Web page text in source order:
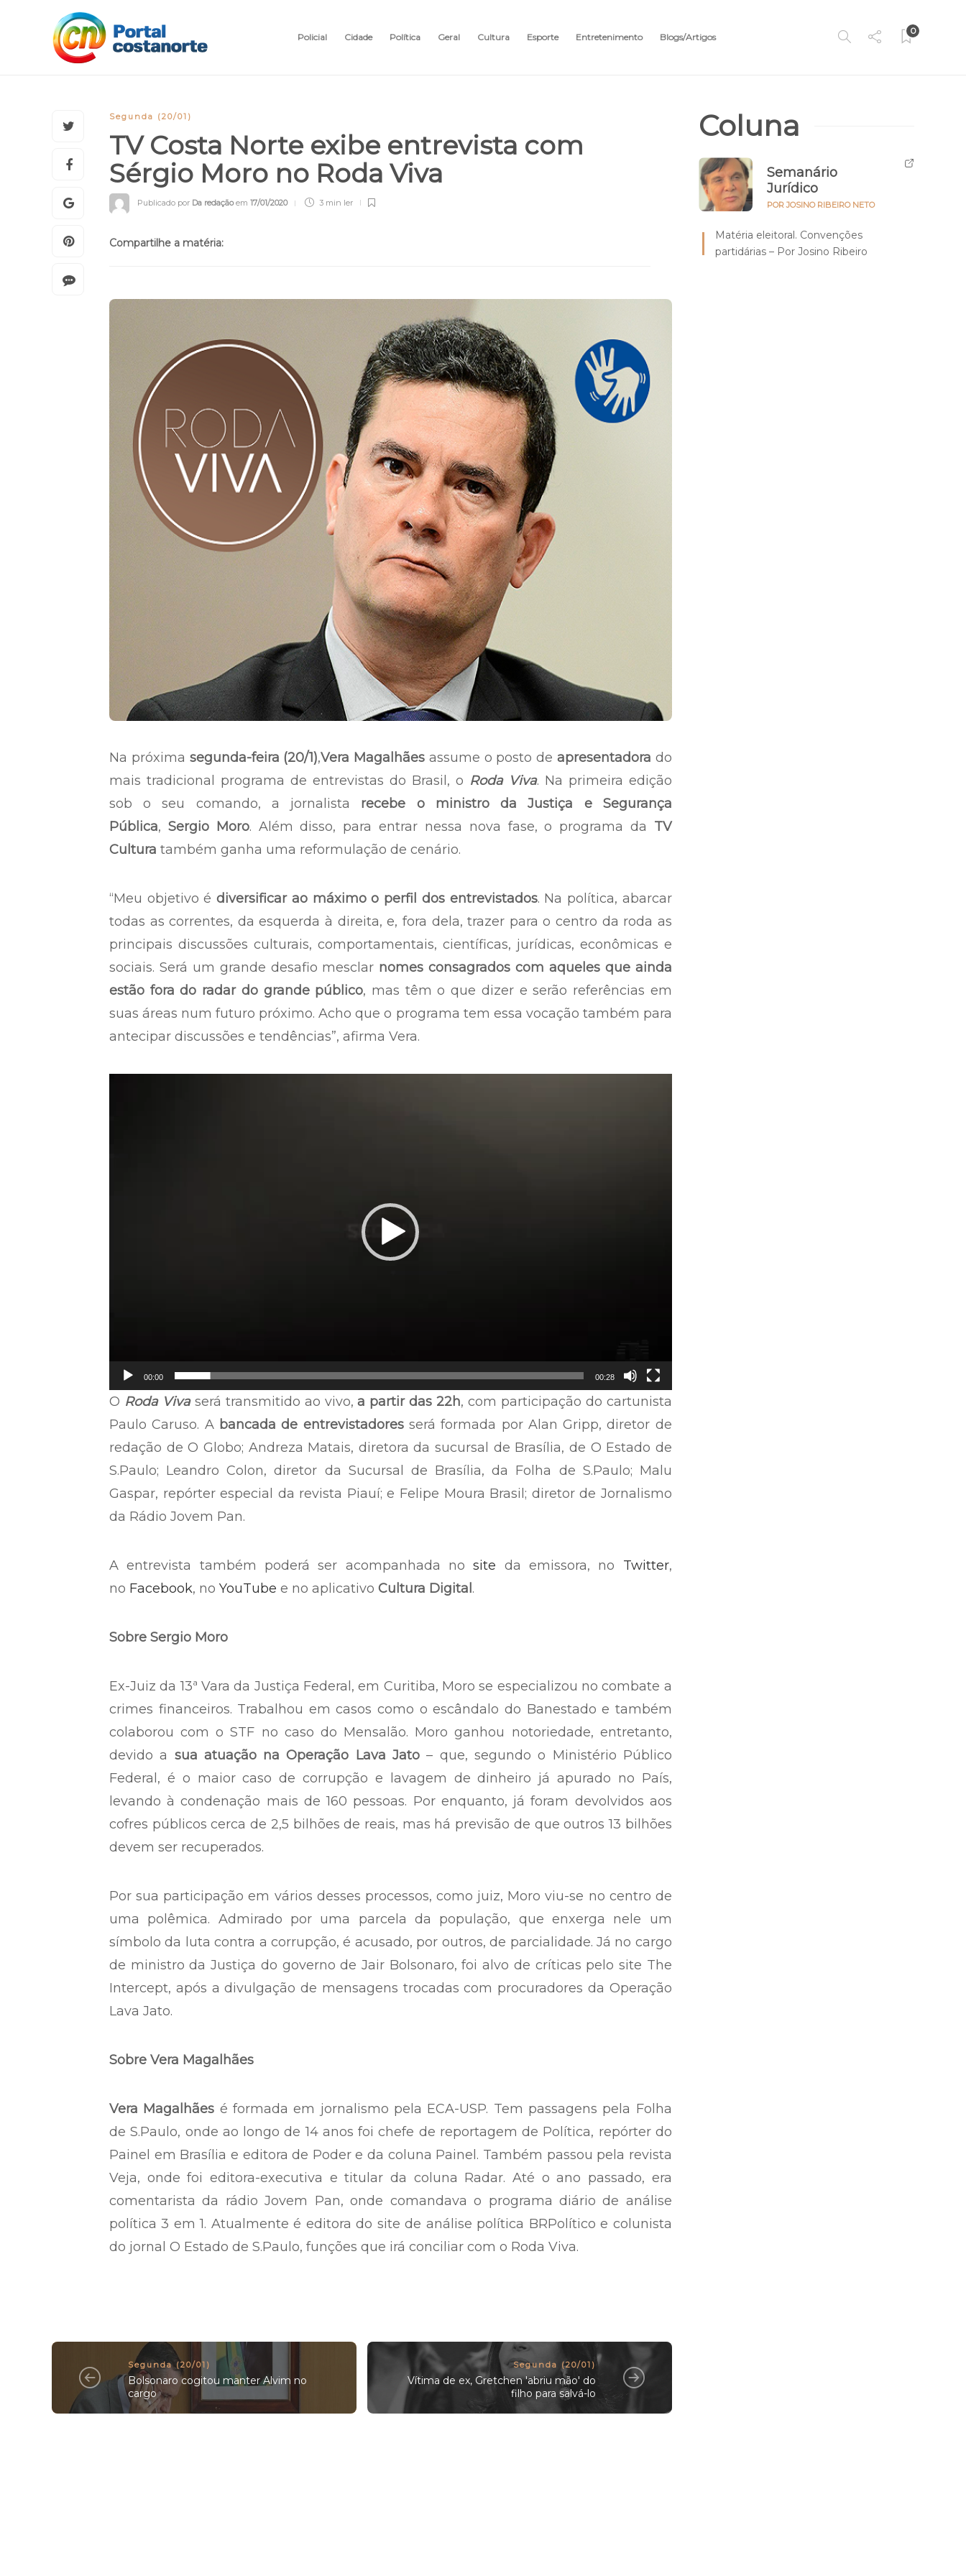
Policial Cidade Política Geral Cultura Esporte Entretenimento Blogs/Artigos
0
Segunda (20/01)
TV Costa Norte exibe entrevista com
Sérgio Moro no Roda Viva
Publicado por Da redaçãoem 17/01/2020 3 min ler
Compartilhe a matéria:
Na próxima segunda-feira (20/1),Vera Magalhães assume o posto deapresentadora do
mais tradicional programa de entrevistas do Brasil, o Roda Viva. Na primeira edição
sob o seu comando, a jornalista recebe o ministro da Justiça e Segurança
Pública, Sergio Moro. Além disso, para entrar nessa nova fase, o programa da TV
Cultura também ganha uma reformulação de cenário.
“Meu objetivo édiversificar ao máximo o perfil dos entrevistados. Na política, abarcar
todas as correntes, da esquerda à direita, e, fora dela, trazer para o centro da roda as
principais discussões culturais, comportamentais, científicas, jurídicas, econômicas e
sociais. Será um grande desafio mesclar nomes consagrados com aqueles que ainda
estão fora do radar do grande público, mas têm o que dizer e serão referências em
suas áreas num futuro próximo. Acho que o programa tem essa vocação também para
antecipar discussões e tendências”, afirma Vera.
Tocador
00:00 00:28
O Roda Vivaserá transmitido ao vivo,a partir das 22h, com participação do cartunista
Paulo Caruso. A bancada de entrevistadoresserá formada por Alan Gripp, diretor de
redação de O Globo; Andreza Matais, diretora da sucursal de Brasília, de O Estado de
S.Paulo; Leandro Colon, diretor da Sucursal de Brasília, da Folha de S.Paulo; Malu
Gaspar, repórter especial da revista Piauí; e Felipe Moura Brasil; diretor de Jornalismo
da Rádio Jovem Pan.
A entrevista também poderá ser acompanhada nosite da emissora, no Twitter,
no Facebook, no YouTube e no aplicativo Cultura Digital.
Sobre Sergio Moro
Ex-Juiz da 13ª Vara da Justiça Federal, em Curitiba, Moro se especializou no combate a
crimes financeiros. Trabalhou em casos como o escândalo do Banestado e também
colaborou com o STF no caso do Mensalão. Moro ganhou notoriedade, entretanto,
devido a sua atuação na Operação Lava Jato – que, segundo o Ministério Público
Federal, é o maior caso de corrupção e lavagem de dinheiro já apurado no País,
levando à condenação mais de 160 pessoas. Por enquanto, já foram devolvidos aos
cofres públicos cerca de 2,5 bilhões de reais, mas há previsão de que outros 13 bilhões
devem ser recuperados.
Por sua participação em vários desses processos, como juiz, Moro viu-se no centro de
uma polêmica. Admirado por uma parcela da população, que enxerga nele um
símbolo da luta contra a corrupção, é acusado, por outros, de parcialidade. Já no cargo
de ministro da Justiça do governo de Jair Bolsonaro, foi alvo de críticas pelo site The
Intercept, após a divulgação de mensagens trocadas com procuradores da Operação
Lava Jato.
Sobre Vera Magalhães
Vera Magalhães é formada em jornalismo pela ECA-USP. Tem passagens pela Folha
de S.Paulo, onde ao longo de 14 anos foi chefe de reportagem de Política, repórter do
Painel em Brasília e editora de Poder e da coluna Painel. Também passou pela revista
Veja, onde foi editora-executiva e titular da coluna Radar. Até o ano passado, era
comentarista da rádio Jovem Pan, onde comandava o programa diário de análise
política 3 em 1. Atualmente é editora do site de análise política BRPolítico e colunista
do jornal O Estado de S.Paulo, funções que irá conciliar com o Roda Viva.
Segunda (20/01)
Bolsonaro cogitou manter Alvim no
cargo
Segunda (20/01)
Vítima de ex, Gretchen 'abriu mão' do
filho para salvá-lo
Coluna
Semanário
Jurídico
POR JOSINO RIBEIRO NETO
Matéria eleitoral. Convenções
partidárias – Por Josino Ribeiro